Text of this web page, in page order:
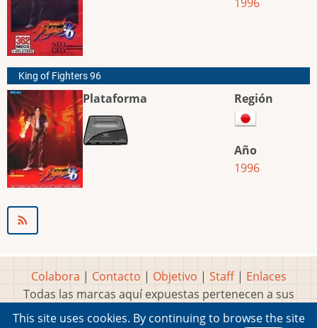
King of Fighters 96
Plataforma Región
Año
1996
Colabora | Contacto | Objetivo | Staff| Enlaces
Todas las marcas aquí expuestas pertenecen a sus
respectivos y legítimos dueños
This site uses cookies. By continuing to browse the site